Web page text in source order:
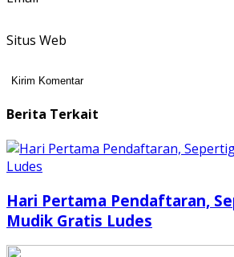
Situs Web
Berita Terkait
Hari Pertama Pendaftaran,
Mudik Gratis Ludes